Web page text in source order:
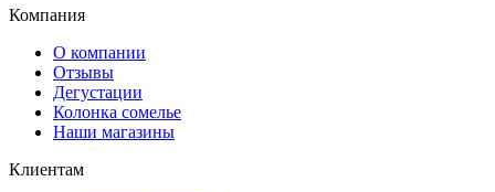
Компания
О компании
Отзывы
Дегустации
Колонка сомелье
Наши магазины
Клиентам